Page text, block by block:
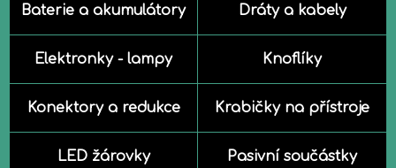
Baterie a akumulátory Dráty a kabely
Elektronky - lampy Knoflíky
Konektory a redukce Krabičky na přístroje
LED žárovky Pasivní součástky